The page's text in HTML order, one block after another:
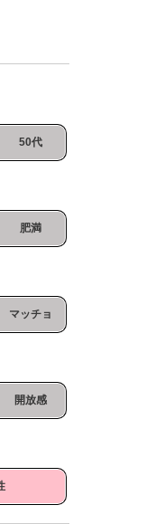
50代
肥満
マッチョ
開放感